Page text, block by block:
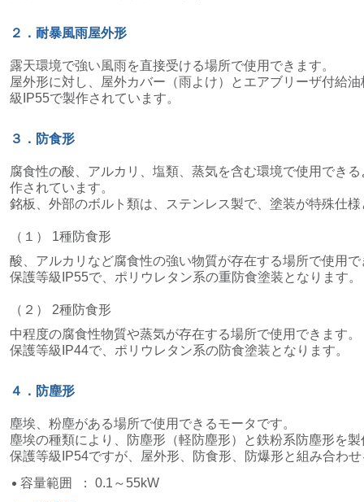
２．耐暴風雨屋外形
露天環境で強い風雨を直接受ける場所で使用できます。
屋外形に対し、屋外カバー（雨よけ）とエアブリーザ付給
級IP55で製作されています。
３．防食形
腐食性の酸、アルカリ、塩類、蒸気を含む環境で使用でき
作されています。
銘板、外部のボルト類は、ステンレス製で、塗装が特殊仕
（１） 1種防食形
酸、アルカリなど腐食性の強い物質が存在する場所で使用で
保護等級IP55で、ポリウレタン系の重防食塗装となります。
（２） 2種防食形
中程度の腐食性物質や蒸気が存在する場所で使用できます。
保護等級IP44で、ポリウレタン系の防食塗装となります。
４．防塵形
塵埃、粉塵がある場所で使用できるモータです。
塵埃の種類により、防塵形（軽防塵形）と鉄粉系防塵形を
保護等級IP54ですが、屋外形、防食形、防爆形と組み合わ
容量範囲
： 0.1～55kW